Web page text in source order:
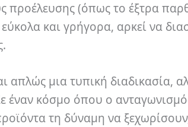
προέλευσης (όπως το έξτρα
και γρήγορα, αρκεί να
απλώς μια τυπική διαδικασία,
έναν κόσμο όπου ο
τη δύναμη να